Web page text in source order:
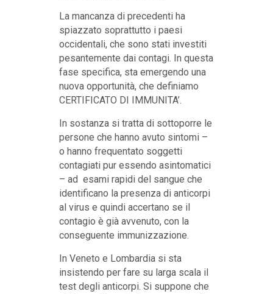
La mancanza di precedenti ha
spiazzato soprattutto i paesi
occidentali, che sono stati investiti
pesantemente dai contagi. In questa
fase specifica, sta emergendo una
nuova opportunità, che definiamo
CERTIFICATO DI IMMUNITA’.
In sostanza si tratta di sottoporre le
persone che hanno avuto sintomi –
o hanno frequentato soggetti
contagiati pur essendo asintomatici
– ad esami rapidi del sangue che
identificano la presenza di anticorpi
al virus e quindi accertano se il
contagio è già avvenuto, con la
conseguente immunizzazione.
In Veneto e Lombardia si sta
insistendo per fare su larga scala il
test degli anticorpi. Si suppone che